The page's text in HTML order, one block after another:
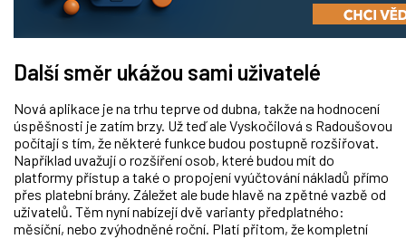
Další směr ukážou sami uživatelé
Nová aplikace je na trhu teprve od dubna, takže na hodnocení
úspěšnosti je zatím brzy. Už teď ale Vyskočilová s Radoušovou
počítají s tím, že některé funkce budou postupně rozšiřovat.
Například uvažují o rozšíření osob, které budou mít do
platformy přístup a také o propojení vyúčtování nákladů přímo
přes platební brány. Záležet ale bude hlavě na zpětné vazbě od
uživatelů. Těm nyní nabízejí dvě varianty předplatného:
měsíční, nebo zvýhodněné roční. Platí přitom, že kompletní